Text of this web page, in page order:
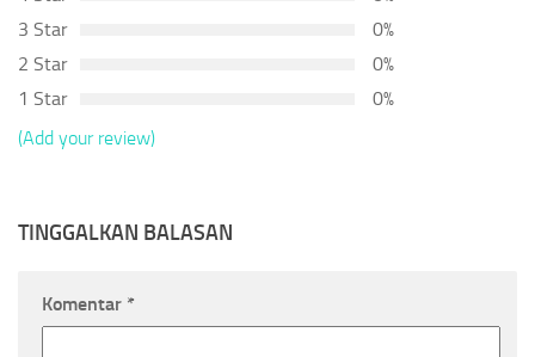
3 Star
0%
2 Star
0%
1 Star
0%
(Add your review)
TINGGALKAN BALASAN
Komentar *